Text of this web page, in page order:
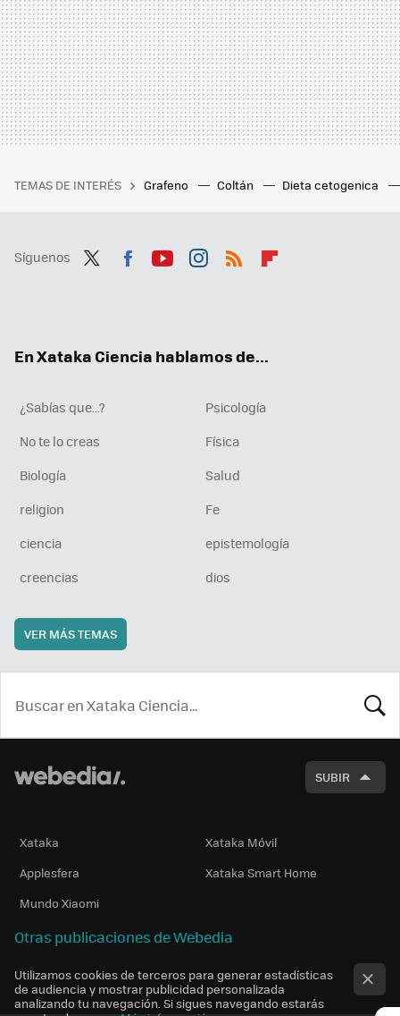
TEMAS DE INTERÉS Grafeno Coltán Dieta cetogenica
Síguenos
En Xataka Ciencia hablamos de...
¿Sabías que...?
Psicología
No te lo creas
Física
Biología
Salud
religion
Fe
ciencia
epistemología
creencias
dios
VER MÁS TEMAS
SUBIR
Xataka
Xataka Móvil
Applesfera
Xataka Smart Home
Mundo Xiaomi
Otras publicaciones de Webedia
Utilizamos cookies de terceros para generar estadísticas
de audiencia y mostrar publicidad personalizada
analizando tu navegación. Si sigues navegando estarás